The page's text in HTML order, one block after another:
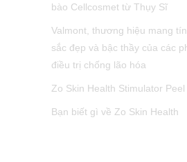
bào Cellcosmet từ Thụy Sĩ
Valmont, thương hiệu mang
sắc đẹp và bậc thầy của các
điều trị chống lão hóa
Zo Skin Health Stimulator Peel
Bạn biết gì về Zo Skin Health